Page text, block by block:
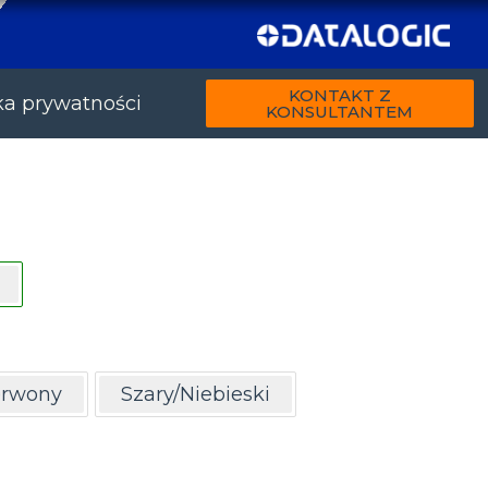
prywatności KONTAKT Z
KONSULTANTEM
Szary/Niebieski